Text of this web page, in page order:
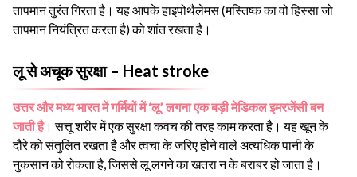
तापमान तुरंत गिरता है। यह आपके हाइपोथैलेमस (मस्तिष्क का वो हिस्सा जो
तापमान नियंत्रित करता है) को शांत रखता है।
लू से अचूक सुरक्षा – Heat stroke
उत्तर और मध्य भारत में गर्मियों में ‘लू’ लगना एक बड़ी मेडिकल इमरजेंसी बन
जाती है। सत्तू शरीर में एक सुरक्षा कवच की तरह काम करता है। यह खून के
दौरे को संतुलित रखता है और त्वचा के जरिए होने वाले अत्यधिक पानी के
नुकसान को रोकता है, जिससे लू लगने का खतरा न के बराबर हो जाता है।